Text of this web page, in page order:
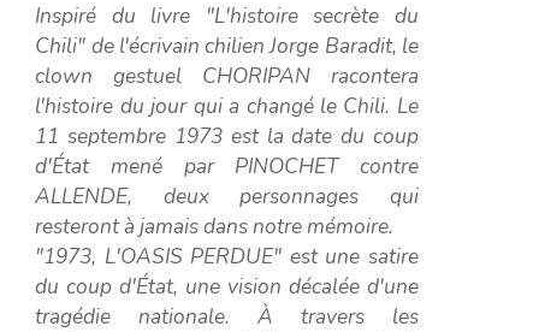
Inspiré du livre "L'histoire secrète du
Chili" de l'écrivain chilien Jorge Baradit, le
clown gestuel CHORIPAN racontera
l'histoire du jour qui a changé le Chili. Le
11 septembre 1973 est la date du coup
d'État mené par PINOCHET contre
ALLENDE, deux personnages qui
resteront à jamais dans notre mémoire.
"1973, L'OASIS PERDUE" est une satire
du coup d'État, une vision décalée d'une
tragédie nationale. À travers les